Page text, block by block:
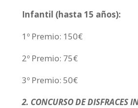
Infantil (hasta 15 años):
1º Premio: 150€
2º Premio: 75€
3º Premio: 50€
2. CONCURSO DE DISFRACES